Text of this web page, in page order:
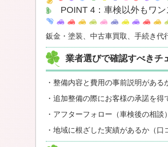
POINT 4：車検以外もワ
鈑金・塗装、中古車買取、手続き代
業者選びで確認すべきチ
・整備内容と費用の事前説明がある
・追加整備の際にお客様の承諾を得
・アフターフォロー（車検後の相談
・地域に根ざした実績があるか（口